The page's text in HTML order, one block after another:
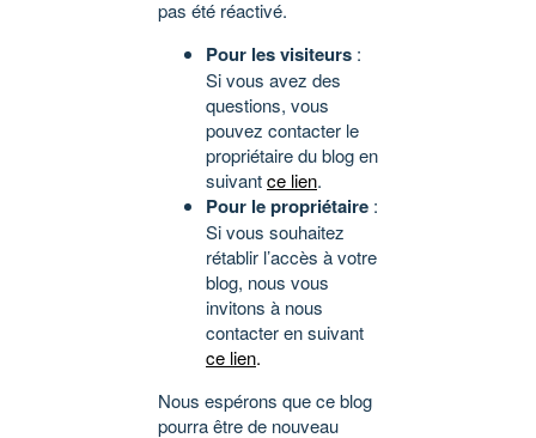
pas été réactivé.
Pour les visiteurs :
Si vous avez des
questions, vous
pouvez contacter le
propriétaire du blog en
suivantce lien.
Pour le propriétaire :
Si vous souhaitez
rétablir l’accès à votre
blog, nous vous
invitons à nous
contacter en suivant
ce lien.
Nous espérons que ce blog
pourra être de nouveau